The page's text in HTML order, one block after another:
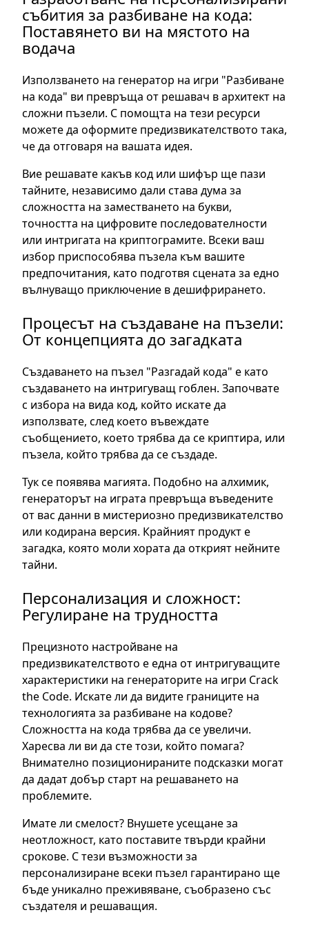
събития за разбиване на кода:
Поставянето ви на мястото на
водача
Използването на генератор на игри "Разбиване
на кода" ви превръща от решавач в архитект на
сложни пъзели. С помощта на тези ресурси
можете да оформите предизвикателството така,
че да отговаря на вашата идея.
Вие решавате какъв код или шифър ще пази
тайните, независимо дали става дума за
сложността на заместването на букви,
точността на цифровите последователности
или интригата на криптограмите. Всеки ваш
избор приспособява пъзела към вашите
предпочитания, като подготвя сцената за едно
вълнуващо приключение в дешифрирането.
Процесът на създаване на пъзели:
От концепцията до загадката
Създаването на пъзел "Разгадай кода" е като
създаването на интригуващ гоблен. Започвате
с избора на вида код, който искате да
използвате, след което въвеждате
съобщението, което трябва да се криптира, или
пъзела, който трябва да се създаде.
Тук се появява магията. Подобно на алхимик,
генераторът на играта превръща въведените
от вас данни в мистериозно предизвикателство
или кодирана версия. Крайният продукт е
загадка, която моли хората да открият нейните
тайни.
Персонализация и сложност:
Регулиране на трудността
Прецизното настройване на
предизвикателството е една от интригуващите
характеристики на генераторите на игри Crack
the Code. Искате ли да видите границите на
технологията за разбиване на кодове?
Сложността на кода трябва да се увеличи.
Харесва ли ви да сте този, който помага?
Внимателно позиционираните подсказки могат
да дадат добър старт на решаването на
проблемите.
Имате ли смелост? Внушете усещане за
неотложност, като поставите твърди крайни
срокове. С тези възможности за
персонализиране всеки пъзел гарантирано ще
бъде уникално преживяване, съобразено със
създателя и решаващия.